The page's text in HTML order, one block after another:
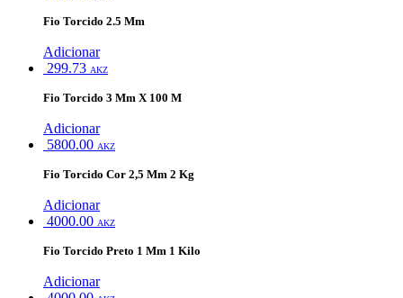
Fio Torcido 2.5 Mm
Adicionar
299.73 AKZ
Fio Torcido 3 Mm X 100 M
Adicionar
5800.00 AKZ
Fio Torcido Cor 2,5 Mm 2 Kg
Adicionar
4000.00 AKZ
Fio Torcido Preto 1 Mm 1 Kilo
Adicionar